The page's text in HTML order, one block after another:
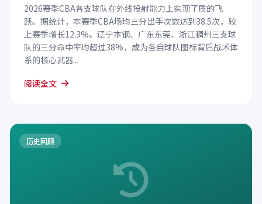
2026赛季CBA各支球队在外线投射能力上实现了质的飞
跃。据统计，本赛季CBA场均三分出手次数达到38.5次，较
上赛季增长12.3%。辽宁本钢、广东东莞、浙江稠州三支球
队的三分命中率均超过38%，成为各自球队图标背后战术体
系的核心武器...
阅读全文
历史回顾